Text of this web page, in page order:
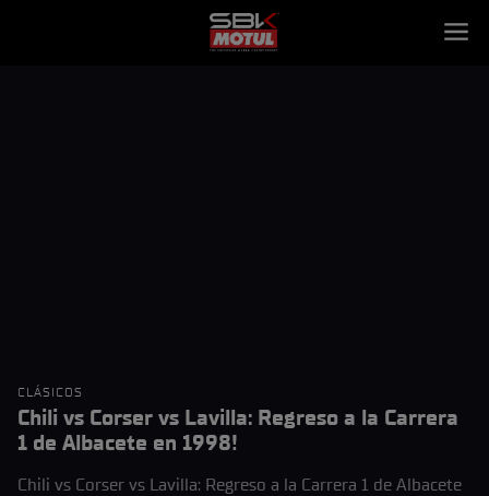
CLÁSICOS
Chili vs Corser vs Lavilla: Regreso a la Carrera
1 de Albacete en 1998!
Chili vs Corser vs Lavilla: Regreso a la Carrera 1 de Albacete